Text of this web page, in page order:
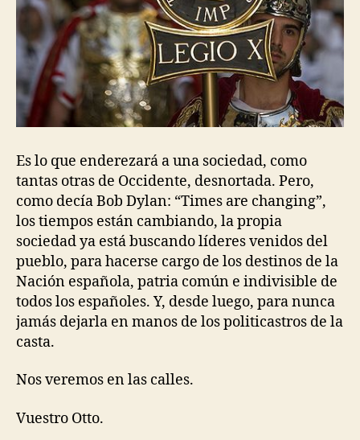
Es lo que enderezará a una sociedad, como
tantas otras de Occidente, desnortada. Pero,
como decía Bob Dylan: “Times are changing”,
los tiempos están cambiando, la propia
sociedad ya está buscando líderes venidos del
pueblo, para hacerse cargo de los destinos de la
Nación española, patria común e indivisible de
todos los españoles. Y, desde luego, para nunca
jamás dejarla en manos de los politicastros de la
casta.
Nos veremos en las calles.
Vuestro Otto.